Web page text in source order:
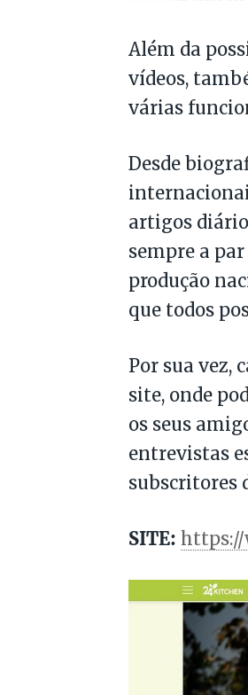
Além da
vídeos,
várias
Desde
artigos
sempre a
produção
que todos
Por sua vez,
site, onde
os seus
entrevistas
subscritores
SITE: